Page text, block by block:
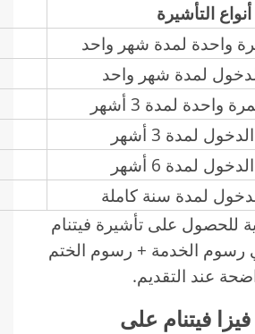
أنواع التأشيرة
واحدة لمدة شهر واحد
لمدة شهر واحد
واحدة لمدة 3 أشهر
لمدة 3 أشهر
لمدة 6 أشهر
لمدة سنة كاملة
للحصول على تأشيرة فيتنام
رسوم الخدمة + رسوم الختم
عند التقديم.
فيتنام على